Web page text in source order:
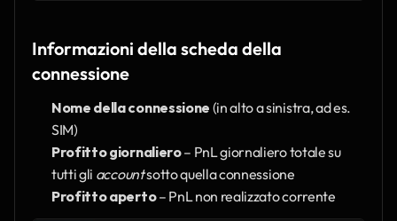
Informazioni della scheda della
connessione
Nome della connessione (in alto a sinistra, ad es.
SIM)
Profitto giornaliero – PnL giornaliero totale su
tutti gli account sotto quella connessione
Profitto aperto – PnL non realizzato corrente